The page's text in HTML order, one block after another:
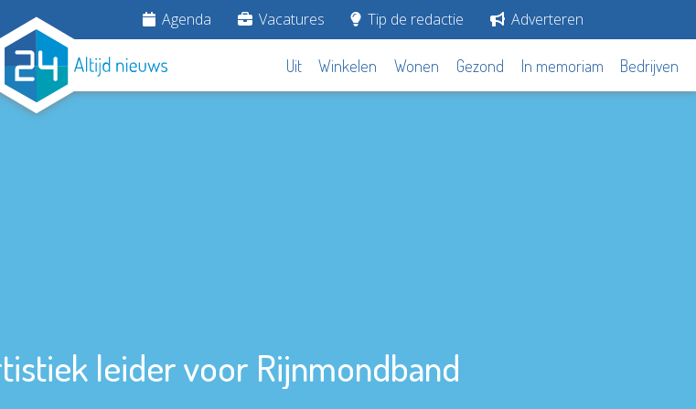
Agenda Vacatures Tip de redactie Adverteren
Uit Winkelen Wonen Gezond In memoriam Bedrijven
leider voor Rijnmondband